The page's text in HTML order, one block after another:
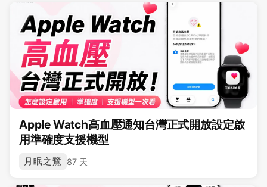
Apple Watch高血壓通知台灣正式開放設定啟
用準確度支援機型
月眠之鷺 87 天